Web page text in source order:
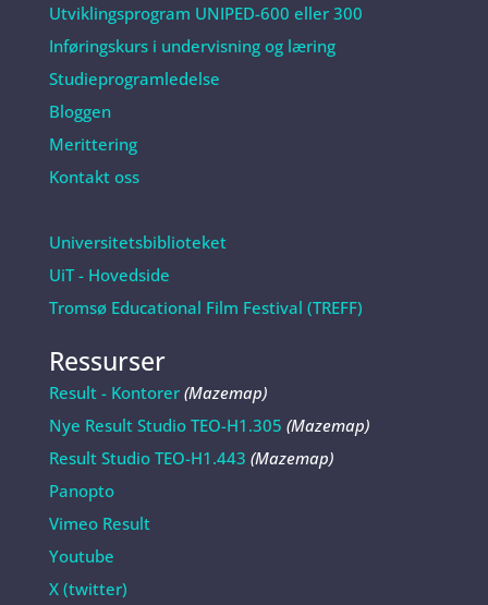
Utviklingsprogram UNIPED-600 eller 300
Inføringskurs i undervisning og læring
Studieprogramledelse
Bloggen
Merittering
Kontakt oss
Universitetsbiblioteket
UiT - Hovedside
Tromsø Educational Film Festival (TREFF)
Ressurser
Result - Kontorer(Mazemap)
Nye Result Studio TEO-H1.305 (Mazemap)
Result Studio TEO-H1.443 (Mazemap)
Panopto
Vimeo Result
Youtube
X (twitter)